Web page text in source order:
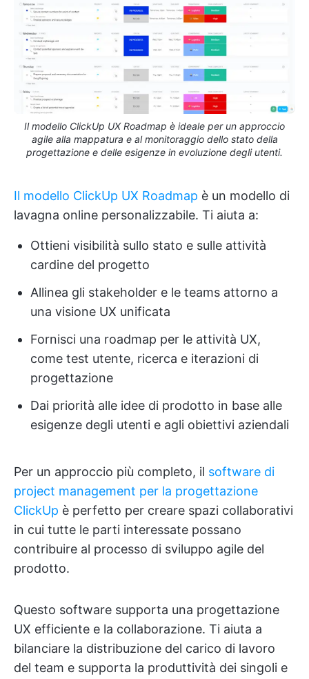
Il modello ClickUp UX Roadmap è ideale per un approccio
agile alla mappatura e al monitoraggio dello stato della
progettazione e delle esigenze in evoluzione degli utenti.
Il modello ClickUp UX Roadmap è un modello di
lavagna online personalizzabile. Ti aiuta a:
Ottieni visibilità sullo stato e sulle attività
cardine del progetto
Allinea gli stakeholder e le teams attorno a
una visione UX unificata
Fornisci una roadmap per le attività UX,
come test utente, ricerca e iterazioni di
progettazione
Dai priorità alle idee di prodotto in base alle
esigenze degli utenti e agli obiettivi aziendali
Per un approccio più completo, il software di
project management per la progettazione
ClickUp è perfetto per creare spazi collaborativi
in cui tutte le parti interessate possano
contribuire al processo di sviluppo agile del
prodotto.
Questo software supporta una progettazione
UX efficiente e la collaborazione. Ti aiuta a
bilanciare la distribuzione del carico di lavoro
del team e supporta la produttività dei singoli e